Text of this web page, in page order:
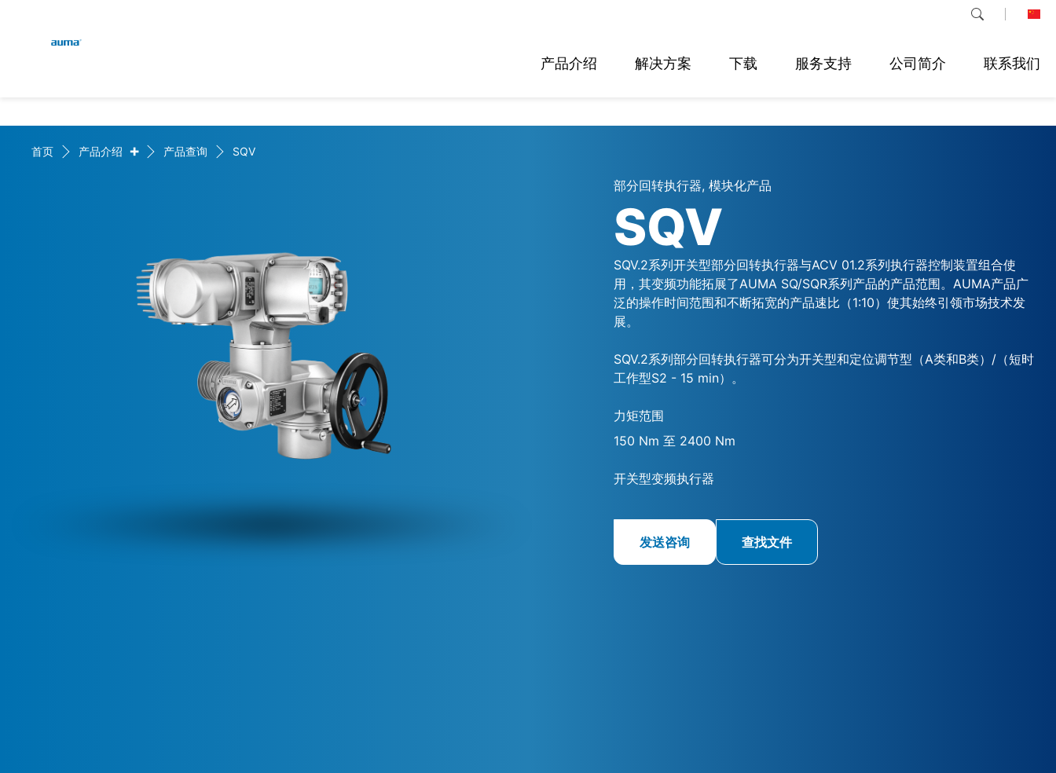
产品介绍 解决方案 下载 服务支持 公司简介 联系我们
欧洲
Deutsch
首页 产品介绍 + 产品查询 SQV
部分回转执行器, 模块化产品
SQV
SQV.2系列开关型部分回转执行器与ACV 01.2系列执行器控制装置组合使
用，其变频功能拓展了AUMA SQ/SQR系列产品的产品范围。AUMA产品广
泛的操作时间范围和不断拓宽的产品速比（1:10）使其始终引领市场技术发
展。
SQV.2系列部分回转执行器可分为开关型和定位调节型（A类和B类）/（短时
工作型S2 - 15 min）。
力矩范围
150 Nm 至 2400 Nm
开关型变频执行器
发送咨询 查找文件